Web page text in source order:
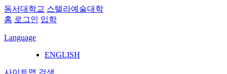
동서대학교 스텔라예술대학
홈 로그인 입학
Language
ENGLISH
사이트맵 검색